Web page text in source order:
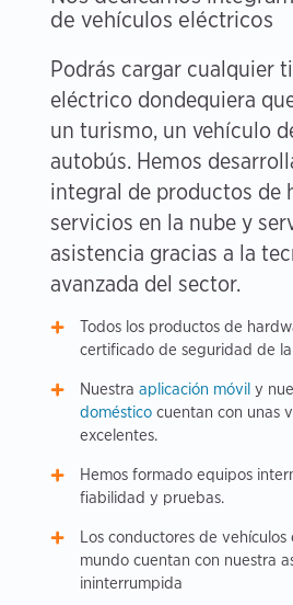
de vehículos eléctricos
Podrás cargar cualquier
eléctrico dondequiera
un turismo, un vehículo
autobús. Hemos
integral de productos de
servicios en la nube y
asistencia gracias a la
avanzada del sector.
Todos los productos de
certificado de seguridad de la
Nuestraaplicación móvil y
doméstico cuentan con unas
excelentes.
Hemos formado equipos
fiabilidad y pruebas.
Los conductores de
mundo cuentan con nuestra
ininterrumpida